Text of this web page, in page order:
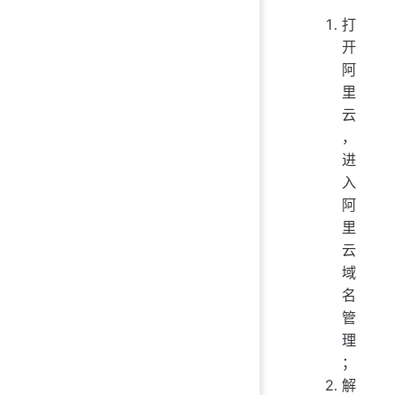
打
开
阿
里
云
，
进
入
阿
里
云
域
名
管
理
；
解